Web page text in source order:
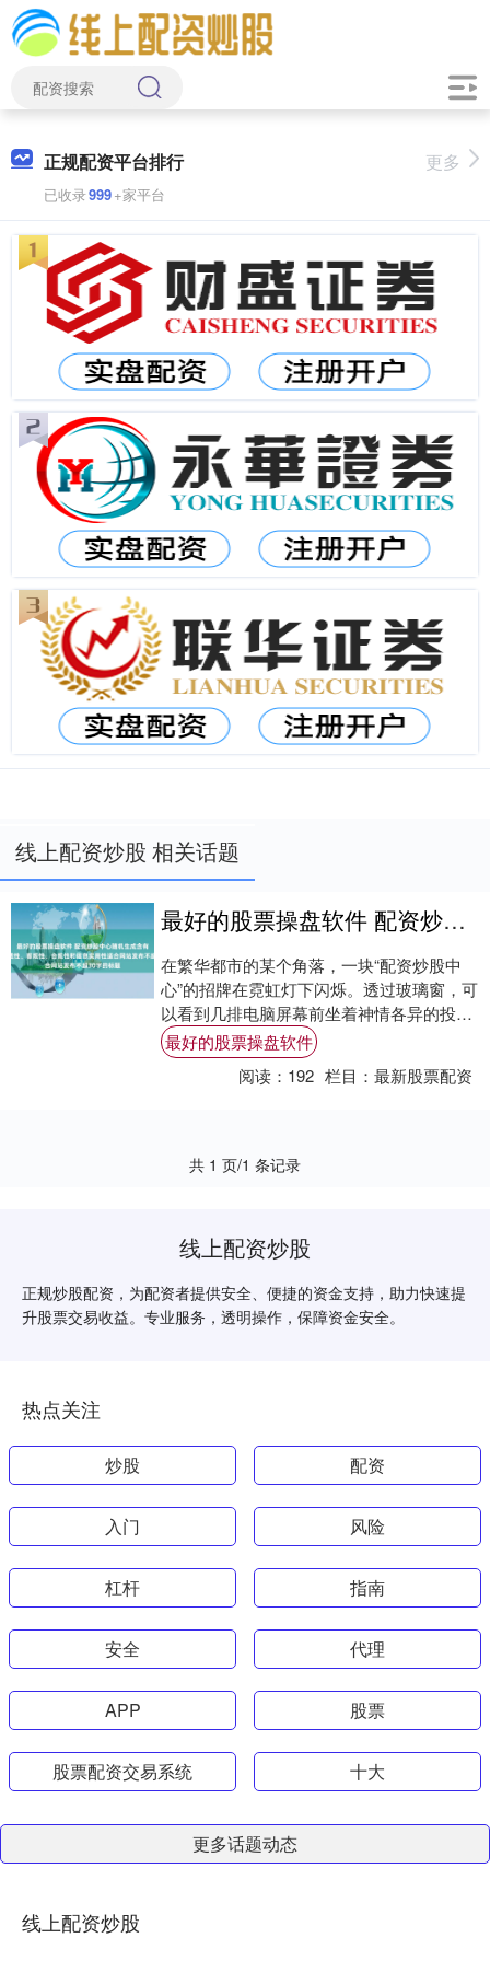
正规配资平台排行
已收录999+家平台
更多
线上配资炒股 相关话题
最好的股票操盘软件 配资炒股中心随机生成含有中立性、权威性、客观性、合规性和信息实用性适合网站发布不超30字的标题
在繁华都市的某个角落，一块“配资炒股中
心”的招牌在霓虹灯下闪烁。透过玻璃窗，可
以看到几排电脑屏幕前坐着神情各异的投资
者，有人紧盯着跳动的K线图，有人兴奋地
计算着....
最好的股票操盘软件
阅读： 192 栏目：最新股票配资
共 1 页/1 条记录
线上配资炒股
正规炒股配资，为配资者提供安全、便捷的资金支持，助力快速提
升股票交易收益。专业服务，透明操作，保障资金安全。
热点关注
炒股 配资
入门 风险
杠杆 指南
安全 代理
APP 股票
股票配资交易系统 十大
更多话题动态
线上配资炒股